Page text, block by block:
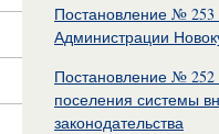
Постановление № 253
Администрации
Постановление № 252
поселения системы
законодательства